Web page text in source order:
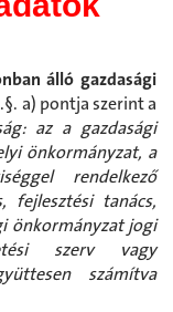
álló gazdasági
a) pontja szerint a
az a gazdasági
önkormányzat, a
rendelkező
fejlesztési tanács,
önkormányzat jogi
szerv vagy
számítva